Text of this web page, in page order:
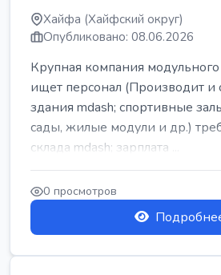
Хайфа (Хайфский округ)
Опубликовано: 08.06.2026
Крупная компания модульного
ищет персонал (Производит и
здания mdash; спортивные
сады, жилые модули и др.)
склада mdash; зарплата ...
0 просмотров